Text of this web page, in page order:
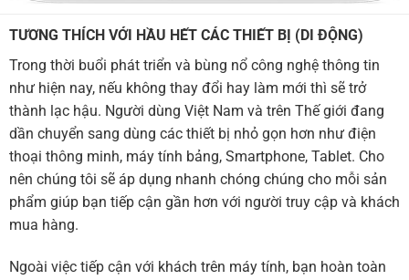
TƯƠNG THÍCH VỚI HẦU HẾT CÁC THIẾT BỊ (DI ĐỘNG)
Trong thời buổi phát triển và bùng nổ công nghệ thông tin
như hiện nay, nếu không thay đổi hay làm mới thì sẽ trở
thành lạc hậu. Người dùng Việt Nam và trên Thế giới đang
dần chuyển sang dùng các thiết bị nhỏ gọn hơn như điện
thoại thông minh, máy tính bảng, Smartphone, Tablet. Cho
nên chúng tôi sẽ áp dụng nhanh chóng chúng cho mỗi sản
phẩm giúp bạn tiếp cận gần hơn với người truy cập và khách
mua hàng.
Ngoài việc tiếp cận với khách trên máy tính, bạn hoàn toàn